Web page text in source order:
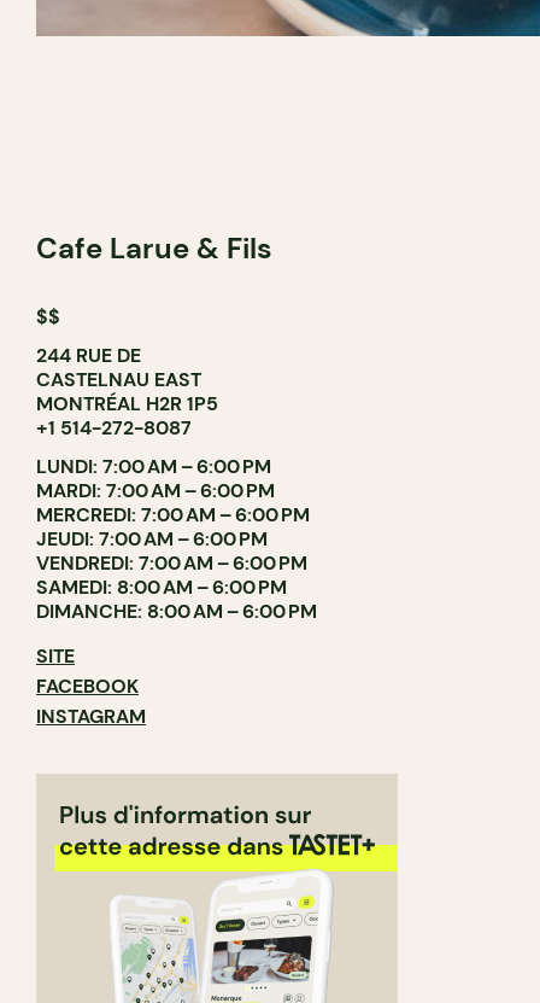
Cafe Larue & Fils
$$
244 RUE DE
CASTELNAU EAST
MONTRÉAL H2R 1P5
+1 514-272-8087
LUNDI: 7:00 AM – 6:00 PM
MARDI: 7:00 AM – 6:00 PM
MERCREDI: 7:00 AM – 6:00 PM
JEUDI: 7:00 AM – 6:00 PM
VENDREDI: 7:00 AM – 6:00 PM
SAMEDI: 8:00 AM – 6:00 PM
DIMANCHE: 8:00 AM – 6:00 PM
SITE
FACEBOOK
INSTAGRAM